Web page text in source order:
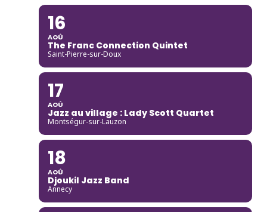
16
AOÛ
The Franc Connection Quintet
Saint-Pierre-sur-Doux
17
AOÛ
Jazz au village : Lady Scott Quartet
Montségur-sur-Lauzon
18
AOÛ
Djoukil Jazz Band
Annecy